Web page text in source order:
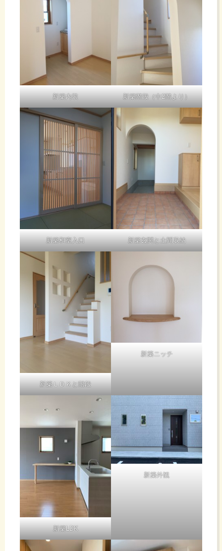
新築内装 新築階段（中2階より）
新築和室入口 新築玄関と土間収納
新築ＬＤＫと階段
新築ニッチ
新築LDK
新築外観